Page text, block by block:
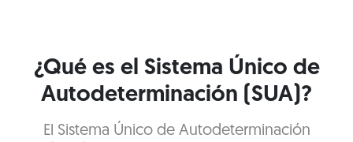
¿Qué es el Sistema Único de
Autodeterminación (SUA)?
El Sistema Único de Autodeterminación